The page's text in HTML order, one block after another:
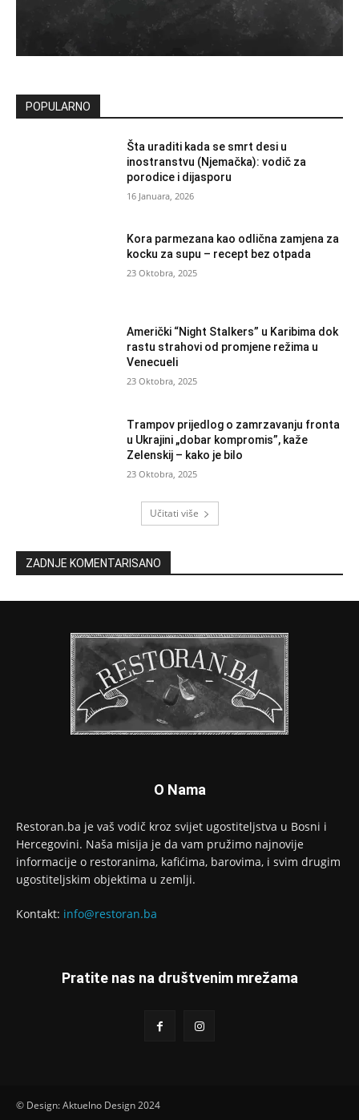
POPULARNO
Šta uraditi kada se smrt desi u
inostranstvu (Njemačka): vodič za
porodice i dijasporu
16 Januara, 2026
Kora parmezana kao odlična zamjena za
kocku za supu – recept bez otpada
23 Oktobra, 2025
Američki “Night Stalkers” u Karibima dok
rastu strahovi od promjene režima u
Venecueli
23 Oktobra, 2025
Trampov prijedlog o zamrzavanju fronta
u Ukrajini „dobar kompromis”, kaže
Zelenskij – kako je bilo
23 Oktobra, 2025
Učitati više
ZADNJE KOMENTARISANO
O Nama
Restoran.ba je vaš vodič kroz svijet ugostiteljstva u Bosni i
Hercegovini. Naša misija je da vam pružimo najnovije
informacije o restoranima, kafićima, barovima, i svim drugim
ugostiteljskim objektima u zemlji.
Kontakt: info@restoran.ba
Pratite nas na društvenim mrežama
© Design: Aktuelno Design 2024